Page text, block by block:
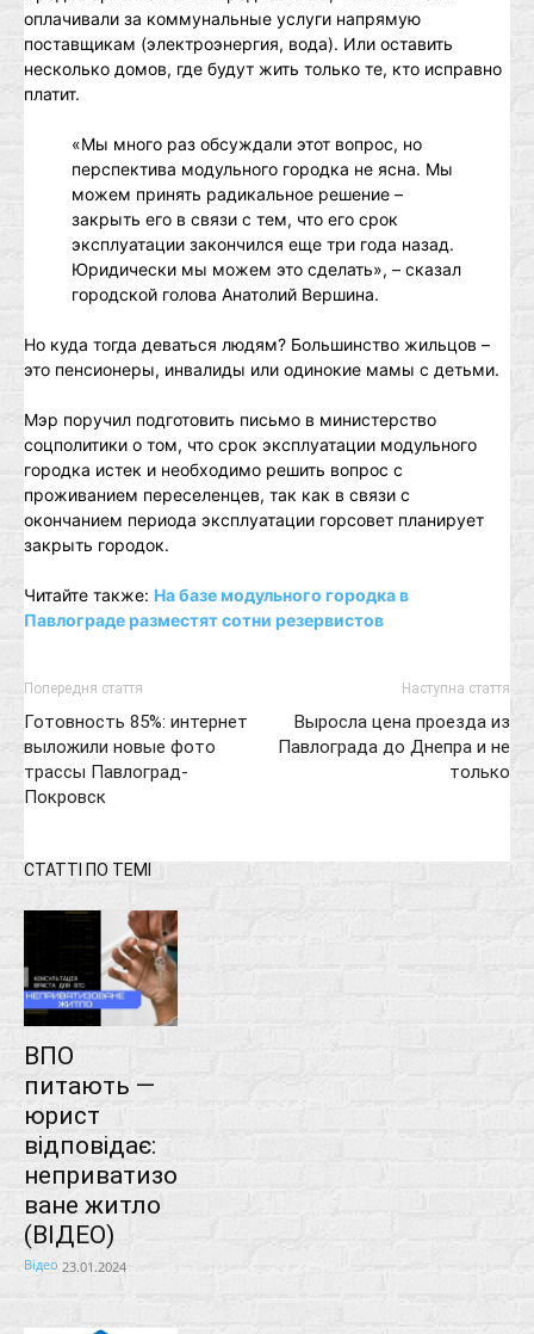
оплачивали за коммунальные услуги напрямую
поставщикам (электроэнергия, вода). Или оставить
несколько домов, где будут жить только те, кто исправно
платит.
«Мы много раз обсуждали этот вопрос, но
перспектива модульного городка не ясна. Мы
можем принять радикальное решение –
закрыть его в связи с тем, что его срок
эксплуатации закончился еще три года назад.
Юридически мы можем это сделать», – сказал
городской голова Анатолий Вершина.
Но куда тогда деваться людям? Большинство жильцов –
это пенсионеры, инвалиды или одинокие мамы с детьми.
Мэр поручил подготовить письмо в министерство
соцполитики о том, что срок эксплуатации модульного
городка истек и необходимо решить вопрос с
проживанием переселенцев, так как в связи с
окончанием периода эксплуатации горсовет планирует
закрыть городок.
Читайте также: На базе модульного городка в
Павлограде разместят сотни резервистов
Попередня стаття
Готовность 85%: интернет
выложили новые фото
трассы Павлоград-
Покровск
Наступна стаття
Выросла цена проезда из
Павлограда до Днепра и не
только
СТАТТІ ПО ТЕМІ
ВПО
питають —
юрист
відповідає:
неприватизо
ване житло
(ВІДЕО)
Відео 23.01.2024